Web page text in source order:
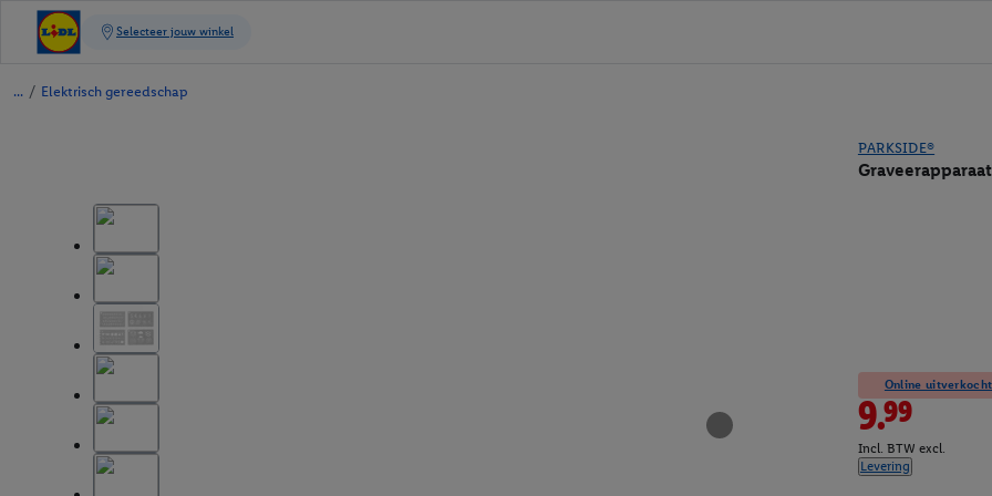
/ Elektrisch gereedschap
PARKSIDE®
Graveerapparaat
Online
9.99
Incl. BTW excl.
Levering